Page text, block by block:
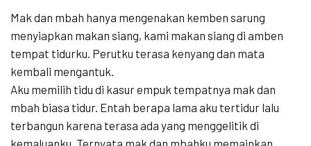
Mak dan mbah hanya mengenakan kemben sarung
menyiapkan makan siang, kami makan siang di amben
tempat tidurku. Perutku terasa kenyang dan mata
kembali mengantuk.
Aku memilih tidu di kasur empuk tempatnya mak dan
mbah biasa tidur. Entah berapa lama aku tertidur lalu
terbangun karena terasa ada yang menggelitik di